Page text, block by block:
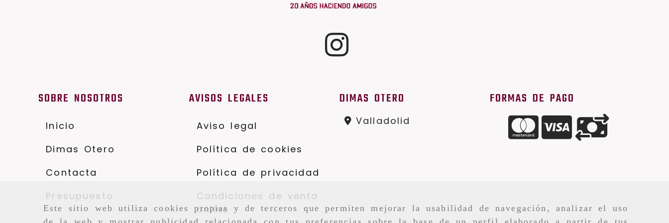
Este sitio web utiliza cookies propias y de terceros que permiten mejorar la usabilidad de navegación, analizar el uso
SOBRE NOSOTROS
Inicio
Dimas Otero
Contacta
Presupuesto
AVISOS LEGALES
Aviso legal
Política de cookies
Política de privacidad
Condiciones de venta
online
DIMAS OTERO
Valladolid
FORMAS DE PAGO